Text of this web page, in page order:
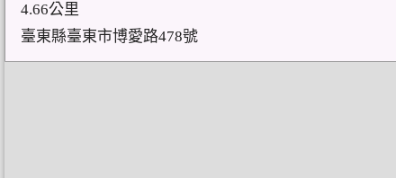
4.66公里
臺東縣臺東市博愛路478號